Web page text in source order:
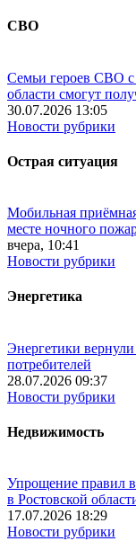
СВО
Семьи героев СВО с
области смогут
30.07.2026 13:05
Новости рубрики
Острая ситуация
Мобильная
месте ночного
вчера, 10:41
Новости рубрики
Энергетика
Энергетики
потребителей
28.07.2026 09:37
Новости рубрики
Недвижимость
Упрощение правил
в Ростовской
17.07.2026 18:29
Новости рубрики